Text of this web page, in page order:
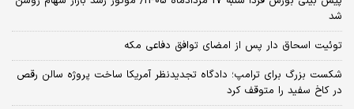
شد
توئیت اسحاق دار پس از امضای توافق دفاعی مکه
شکست بزرگ برای ترامپ؛ دادگاه تجدیدنظر آمریکا ساخت پروژه سالن رقص
در کاخ سفید را متوقف کرد